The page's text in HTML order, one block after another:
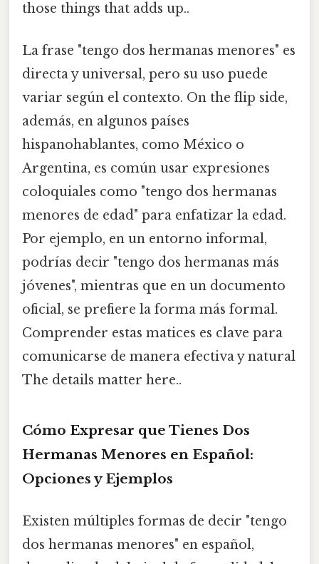
those things that adds up..
La frase "tengo dos hermanas menores" es
directa y universal, pero su uso puede
variar según el contexto. On the flip side,
además, en algunos países
hispanohablantes, como México o
Argentina, es común usar expresiones
coloquiales como "tengo dos hermanas
menores de edad" para enfatizar la edad.
Por ejemplo, en un entorno informal,
podrías decir "tengo dos hermanas más
jóvenes", mientras que en un documento
oficial, se prefiere la forma más formal.
Comprender estas matices es clave para
comunicarse de manera efectiva y natural
The details matter here..
Cómo Expresar que Tienes Dos
Hermanas Menores en Español:
Opciones y Ejemplos
Existen múltiples formas de decir "tengo
dos hermanas menores" en español,